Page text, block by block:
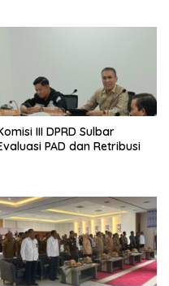
III DPRD Sulbar
PAD dan Retribusi